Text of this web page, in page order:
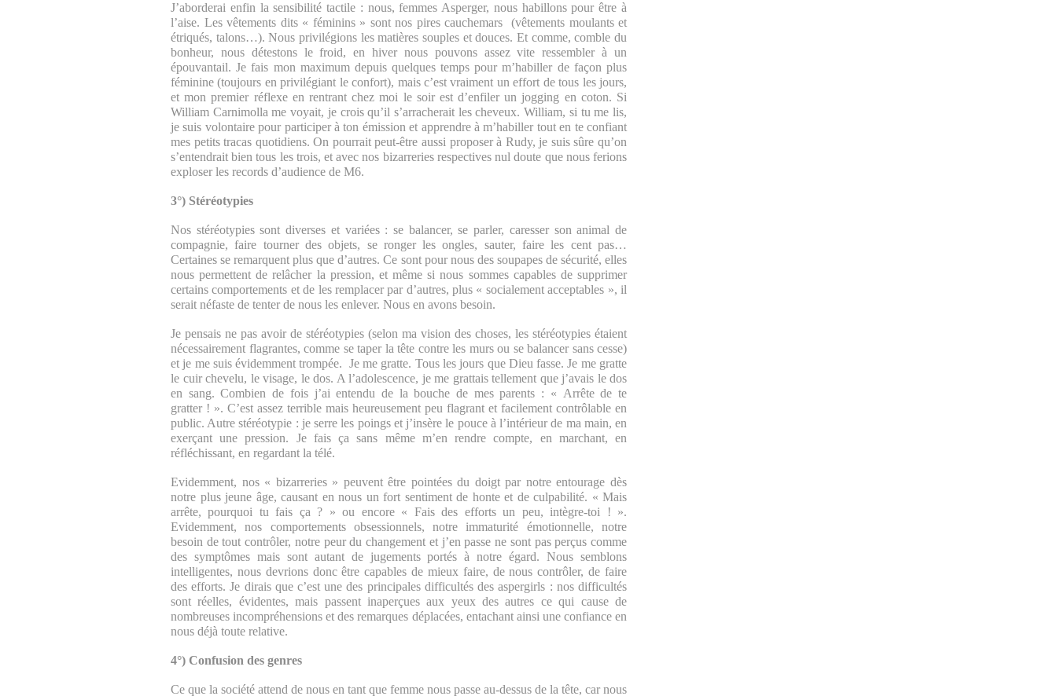
J’aborderai enfin la sensibilité tactile : nous, femmes Asperger, nous habillons pour être à
l’aise. Les vêtements dits « féminins » sont nos pires cauchemars (vêtements moulants et
étriqués, talons…). Nous privilégions les matières souples et douces. Et comme, comble du
bonheur, nous détestons le froid, en hiver nous pouvons assez vite ressembler à un
épouvantail. Je fais mon maximum depuis quelques temps pour m’habiller de façon plus
féminine (toujours en privilégiant le confort), mais c’est vraiment un effort de tous les jours,
et mon premier réflexe en rentrant chez moi le soir est d’enfiler un jogging en coton. Si
William Carnimolla me voyait, je crois qu’il s’arracherait les cheveux. William, si tu me lis,
je suis volontaire pour participer à ton émission et apprendre à m’habiller tout en te confiant
mes petits tracas quotidiens. On pourrait peut-être aussi proposer à Rudy, je suis sûre qu’on
s’entendrait bien tous les trois, et avec nos bizarreries respectives nul doute que nous ferions
exploser les records d’audience de M6.
3°) Stéréotypies
Nos stéréotypies sont diverses et variées : se balancer, se parler, caresser son animal de
compagnie, faire tourner des objets, se ronger les ongles, sauter, faire les cent pas…
Certaines se remarquent plus que d’autres. Ce sont pour nous des soupapes de sécurité, elles
nous permettent de relâcher la pression, et même si nous sommes capables de supprimer
certains comportements et de les remplacer par d’autres, plus « socialement acceptables », il
serait néfaste de tenter de nous les enlever. Nous en avons besoin.
Je pensais ne pas avoir de stéréotypies (selon ma vision des choses, les stéréotypies étaient
nécessairement flagrantes, comme se taper la tête contre les murs ou se balancer sans cesse)
et je me suis évidemment trompée. Je me gratte. Tous les jours que Dieu fasse. Je me gratte
le cuir chevelu, le visage, le dos. A l’adolescence, je me grattais tellement que j’avais le dos
en sang. Combien de fois j’ai entendu de la bouche de mes parents : « Arrête de te
gratter ! ». C’est assez terrible mais heureusement peu flagrant et facilement contrôlable en
public. Autre stéréotypie : je serre les poings et j’insère le pouce à l’intérieur de ma main, en
exerçant une pression. Je fais ça sans même m’en rendre compte, en marchant, en
réfléchissant, en regardant la télé.
Evidemment, nos « bizarreries » peuvent être pointées du doigt par notre entourage dès
notre plus jeune âge, causant en nous un fort sentiment de honte et de culpabilité. « Mais
arrête, pourquoi tu fais ça ? » ou encore « Fais des efforts un peu, intègre-toi ! ».
Evidemment, nos comportements obsessionnels, notre immaturité émotionnelle, notre
besoin de tout contrôler, notre peur du changement et j’en passe ne sont pas perçus comme
des symptômes mais sont autant de jugements portés à notre égard. Nous semblons
intelligentes, nous devrions donc être capables de mieux faire, de nous contrôler, de faire
des efforts. Je dirais que c’est une des principales difficultés des aspergirls : nos difficultés
sont réelles, évidentes, mais passent inaperçues aux yeux des autres ce qui cause de
nombreuses incompréhensions et des remarques déplacées, entachant ainsi une confiance en
nous déjà toute relative.
4°) Confusion des genres
Ce que la société attend de nous en tant que femme nous passe au-dessus de la tête, car nous